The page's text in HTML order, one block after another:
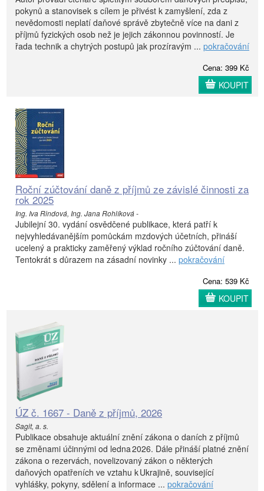
pokynů a stanovisek s cílem je přivést k zamyšlení, zda z
nevědomosti neplatí daňové správě zbytečně více na dani z
příjmů fyzických osob než je jejich zákonnou povinností. Je
řada technik a chytrých postupů jak prozíravým ... pokračování
Cena: 399 Kč
KOUPIT
Roční zúčtování daně z příjmů ze závislé činnosti za
rok 2025
Ing. Iva Rindová, Ing. Jana Rohlíková -
Jubilejní 30. vydání osvědčené publikace, která patří k
nejvyhledávanějším pomůckám mzdových účetních, přináší
ucelený a prakticky zaměřený výklad ročního zúčtování daně.
Tentokrát s důrazem na zásadní novinky ... pokračování
Cena: 539 Kč
KOUPIT
ÚZ č. 1667 - Daně z příjmů, 2026
Sagit, a. s.
Publikace obsahuje aktuální znění zákona o daních z příjmů
se změnami účinnými od ledna 2026. Dále přináší platné znění
zákona o rezervách, novelizovaný zákon o některých
daňových opatřeních ve vztahu k Ukrajině, související
vyhlášky, pokyny, sdělení a informace ... pokračování